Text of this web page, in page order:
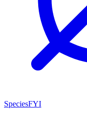
SpeciesFYI